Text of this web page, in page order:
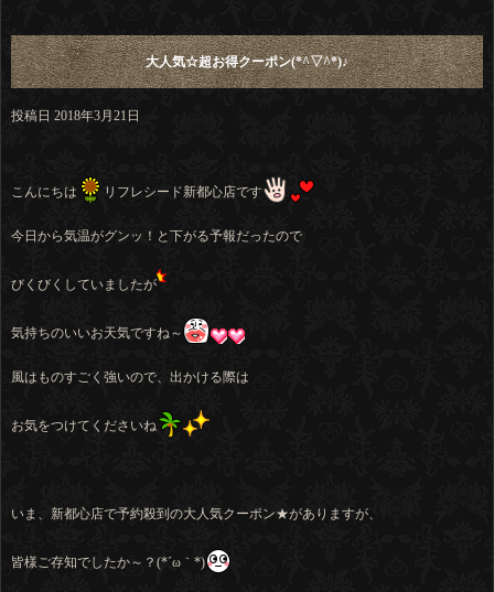
大人気☆超お得クーポン(*^▽^*)♪
投稿日 2018年3月21日
こんにちは リフレシード新都心店です
今日から気温がグンッ！と下がる予報だったので
びくびくしていましたが
気持ちのいいお天気ですね～
風はものすごく強いので、出かける際は
お気をつけてくださいね
いま、新都心店で予約殺到の大人気クーポン★がありますが、
皆様ご存知でしたか～？(*´ω｀*)